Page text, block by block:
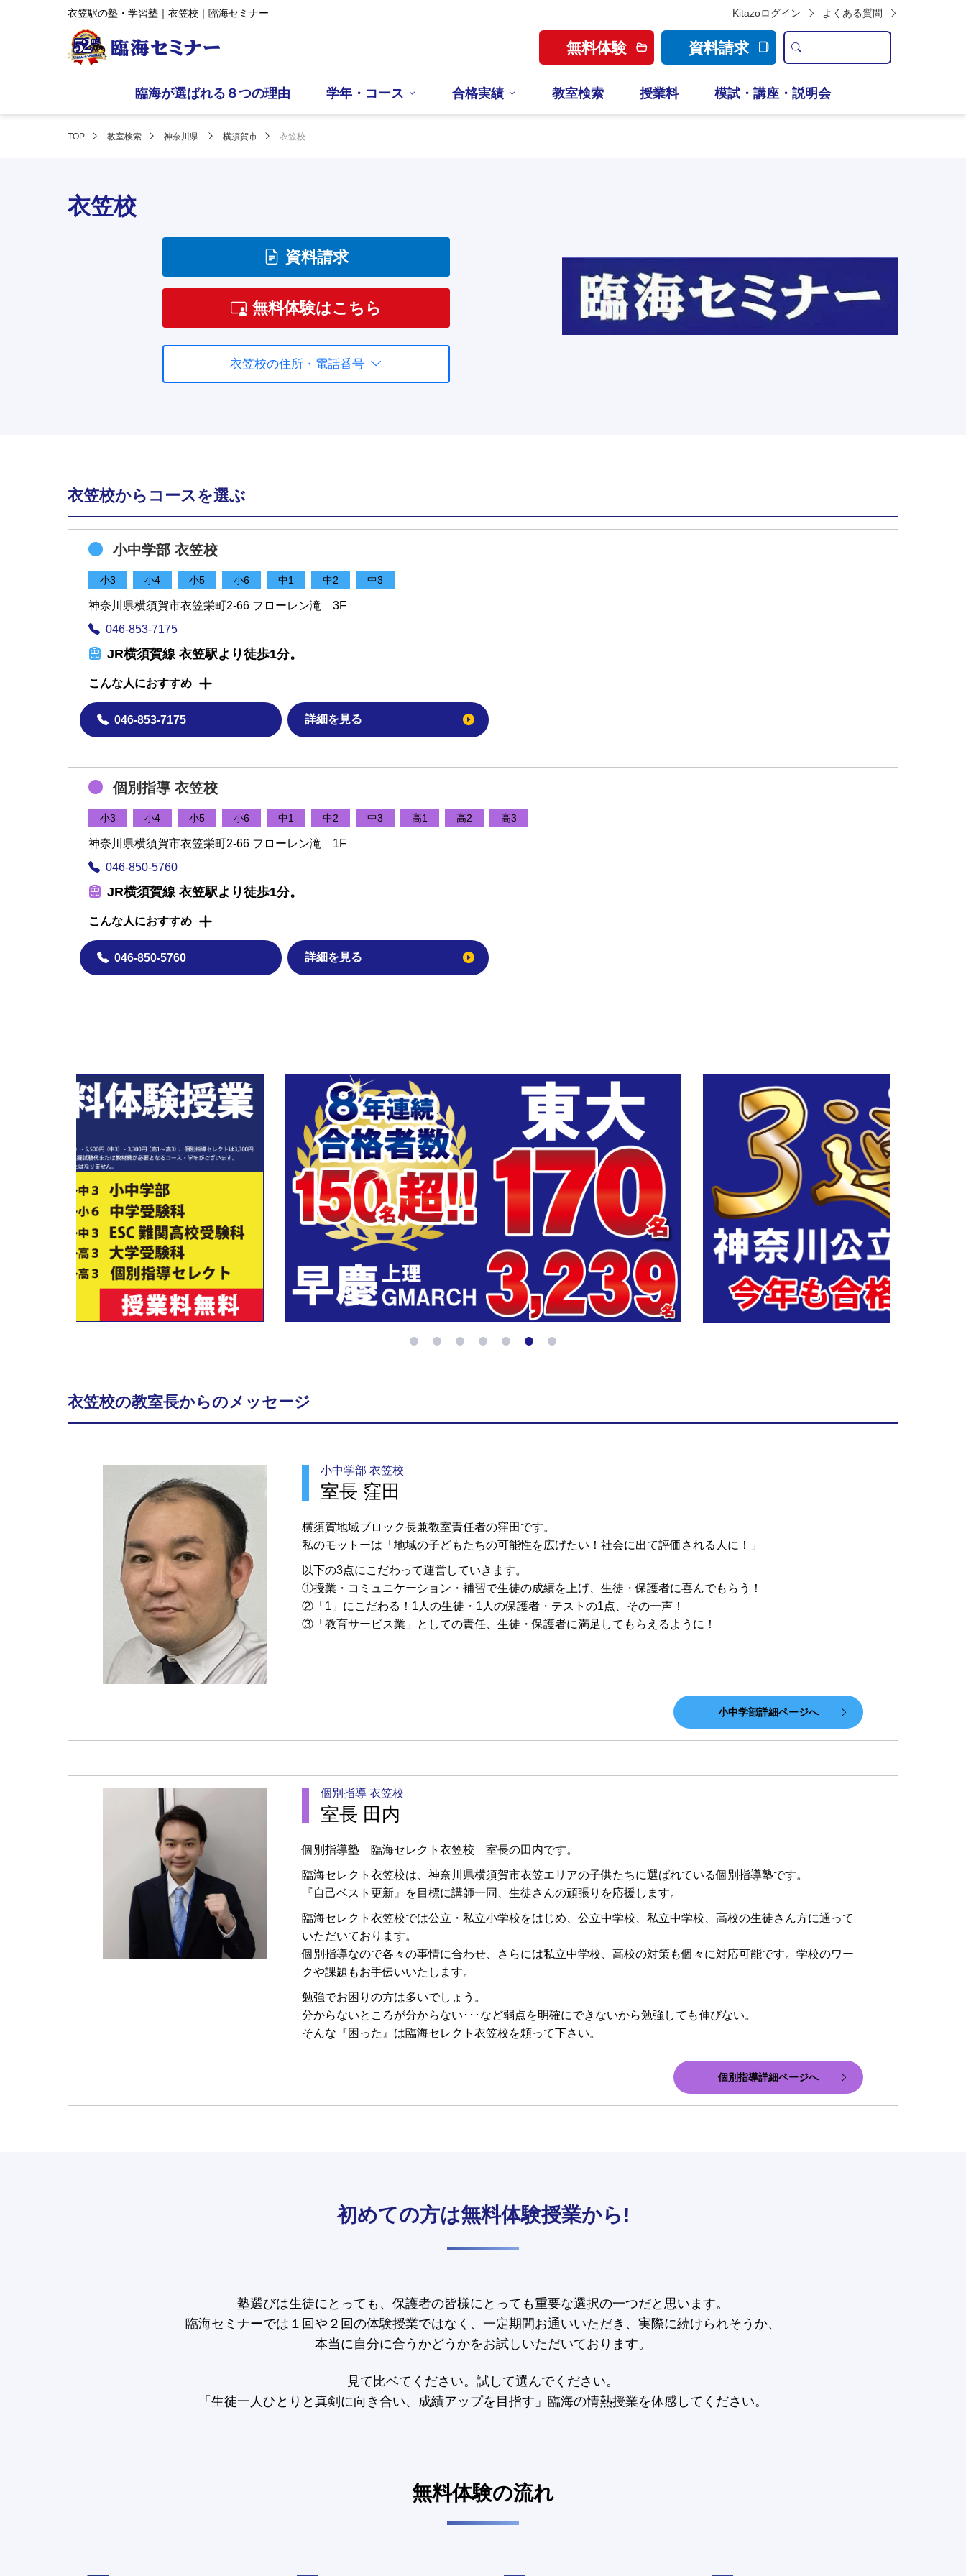
衣笠駅の塾・学習塾｜衣笠校｜臨海セミナー Kitazoログイン よくある質問
無料体験 資料請求
臨海が選ばれる８つの理由 学年・コース 合格実績 教室検索 授業料 模試・講座・説明会
TOP 教室検索 神奈川県 横須賀市 衣笠校
衣笠校
資料請求
無料体験はこちら
衣笠校の住所・電話番号
衣笠校からコースを選ぶ
小中学部 衣笠校
小3 小4 小5 小6 中1 中2 中3
神奈川県横須賀市衣笠栄町2-66 フローレン滝 3F
046-853-7175
JR横須賀線 衣笠駅より徒歩1分。
こんな人におすすめ
046-853-7175 詳細を見る
個別指導 衣笠校
小3 小4 小5 小6 中1 中2 中3 高1 高2 高3
神奈川県横須賀市衣笠栄町2-66 フローレン滝 1F
046-850-5760
JR横須賀線 衣笠駅より徒歩1分。
こんな人におすすめ
046-850-5760 詳細を見る
衣笠校の教室長からのメッセージ
小中学部 衣笠校
室長 窪田
横須賀地域ブロック長兼教室責任者の窪田です。
私のモットーは「地域の子どもたちの可能性を広げたい！社会に出て評価される人に！」
以下の3点にこだわって運営していきます。
①授業・コミュニケーション・補習で生徒の成績を上げ、生徒・保護者に喜んでもらう！
②「1」にこだわる！1人の生徒・1人の保護者・テストの1点、その一声！
③「教育サービス業」としての責任、生徒・保護者に満足してもらえるように！
小中学部詳細ページへ
個別指導 衣笠校
室長 田内
個別指導塾 臨海セレクト衣笠校 室長の田内です。
臨海セレクト衣笠校は、神奈川県横須賀市衣笠エリアの子供たちに選ばれている個別指導塾です。
『自己ベスト更新』を目標に講師一同、生徒さんの頑張りを応援します。
臨海セレクト衣笠校では公立・私立小学校をはじめ、公立中学校、私立中学校、高校の生徒さん方に通って
いただいております。
個別指導なので各々の事情に合わせ、さらには私立中学校、高校の対策も個々に対応可能です。学校のワー
クや課題もお手伝いいたします。
勉強でお困りの方は多いでしょう。
分からないところが分からない･･･など弱点を明確にできないから勉強しても伸びない。
そんな『困った』は臨海セレクト衣笠校を頼って下さい。
個別指導詳細ページへ
初めての方は無料体験授業から!
塾選びは生徒にとっても、保護者の皆様にとっても重要な選択の一つだと思います。
臨海セミナーでは１回や２回の体験授業ではなく、一定期間お通いいただき、実際に続けられそうか、
本当に自分に合うかどうかをお試しいただいております。
見て比ベてください。試して選んでください。
「生徒一人ひとりと真剣に向き合い、成績アップを目指す」臨海の情熱授業を体感してください。
無料体験の流れ